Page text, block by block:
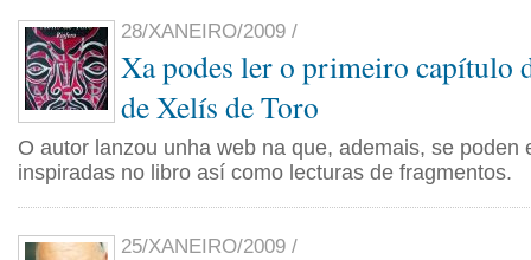
28/XANEIRO/2009 /
Xa podes ler o primeiro capítulo
de Xelís de Toro
O autor lanzou unha web na que, ademais, se poden
inspiradas no libro así como lecturas de fragmentos.
25/XANEIRO/2009 /